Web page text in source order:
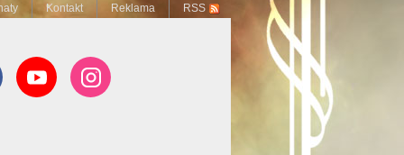
Kontakt Reklama RSS